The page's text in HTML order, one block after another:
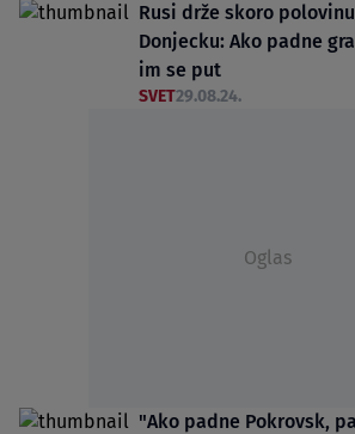
Rusi drže skoro
Donjecku: Ako padne
im se put
SVET29.08.24.
Oglas
"Ako padne Pokrovsk,